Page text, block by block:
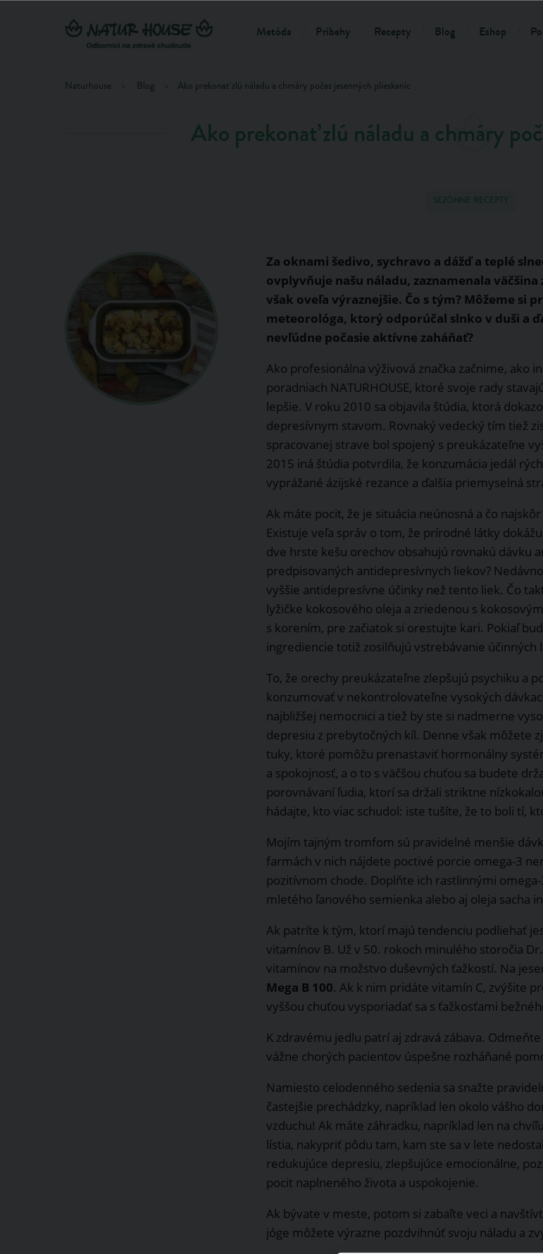
Metóda Príbehy Recepty Blog Eshop
Naturhouse Blog Ako prekonať zlú náladu a chmáry počas jesenných plieskaníc
Ako prekonať zlú náladu a chmáry
SEZÓNNE RECEPTY
Za oknami šedivo, sychravo a dážď a teplé
ovplyvňuje našu náladu, zaznamenala
však oveľa výraznejšie. Čo s tým? Môžeme
meteorológa, ktorý odporúčal slnko v duši a
nevľúdne počasie aktívne zaháňať?
Ako profesionálna výživová značka začnime, ako
poradniach NATURHOUSE, ktoré svoje rady
lepšie. V roku 2010 sa objavila štúdia, ktorá
depresívnym stavom. Rovnaký vedecký tím tiež
spracovanej strave bol spojený s preukázateľne
2015 iná štúdia potvrdila, že konzumácia jedál
vyprážané ázijské rezance a ďalšia priemyselná
Ak máte pocit, že je situácia neúnosná a čo
Existuje veľa správ o tom, že prírodné látky
dve hrste kešu orechov obsahujú rovnakú dávku
predpisovaných antidepresívnych liekov?
vyššie antidepresívne účinky než tento liek. Čo
lyžičke kokosového oleja a zriedenou s
s korením, pre začiatok si orestujte kari. Pokiaľ
ingrediencie totiž zosilňujú vstrebávanie účinných
To, že orechy preukázateľne zlepšujú psychiku a
konzumovať v nekontrolovateľne vysokých
najbližšej nemocnici a tiež by ste si nadmerne
depresiu z prebytočných kíl. Denne však môžete
tuky, ktoré pomôžu prenastaviť hormonálny
a spokojnosť, a o to s väčšou chuťou sa budete
porovnávaní ľudia, ktorí sa držali striktne
hádajte, kto viac schudol: iste tušíte, že to boli tí,
Mojím tajným tromfom sú pravidelné menšie
farmách v nich nájdete poctivé porcie omega-3
pozitívnom chode. Doplňte ich rastlinnými
mletého ľanového semienka alebo aj oleja sacha
Ak patríte k tým, ktorí majú tendenciu podliehať
vitamínov B. Už v 50. rokoch minulého storočia
vitamínov na možstvo duševných ťažkostí. Na
Mega B 100. Ak k nim pridáte vitamín C, zvýšite
vyššou chuťou vysporiadať sa s ťažkosťami
K zdravému jedlu patrí aj zdravá zábava.
vážne chorých pacientov úspešne rozháňané
Namiesto celodenného sedenia sa snažte
častejšie prechádzky, napríklad len okolo vášho
vzduchu! Ak máte záhradku, napríklad len na
lístia, nakypriť pôdu tam, kam ste sa v lete
redukujúce depresiu, zlepšujúce emocionálne,
pocit naplneného života a uspokojenie.
Ak bývate v meste, potom si zabaľte veci a
jóge môžete výrazne pozdvihnúť svoju náladu a